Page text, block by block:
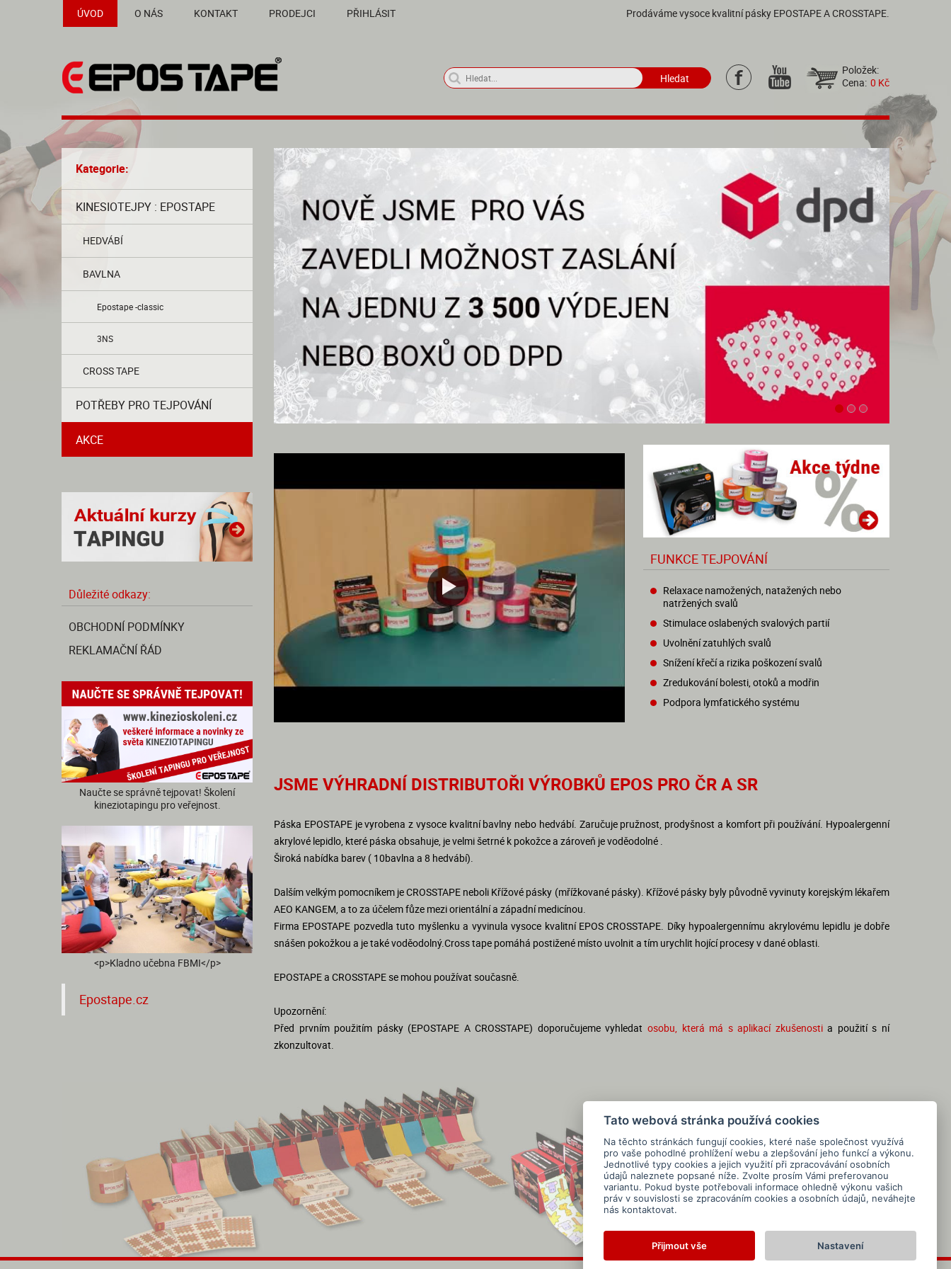
ÚVOD O NÁS KONTAKT PRODEJCI PŘIHLÁSIT Prodáváme vysoce kvalitní pásky EPOSTAPE A CROSSTAPE.
Položek:
Cena: 0 Kč
Kategorie:
KINESIOTEJPY : EPOSTAPE
HEDVÁBÍ
BAVLNA
Epostape -classic
3NS
CROSS TAPE
POTŘEBY PRO TEJPOVÁNÍ
AKCE
Důležité odkazy:
OBCHODNÍ PODMÍNKY
REKLAMAČNÍ ŘÁD
Naučte se správně tejpovat! Školení
kineziotapingu pro veřejnost.
<p>Kladno učebna FBMI</p>
Epostape.cz
FUNKCE TEJPOVÁNÍ
Relaxace namožených, natažených nebo
natržených svalů
Stimulace oslabených svalových partií
Uvolnění zatuhlých svalů
Snížení křečí a rizika poškození svalů
Zredukování bolesti, otoků a modřin
Podpora lymfatického systému
JSME VÝHRADNÍ DISTRIBUTOŘI VÝROBKŮ EPOS PRO ČR A SR
Páska EPOSTAPE je vyrobena z vysoce kvalitní bavlny nebo hedvábí. Zaručuje pružnost, prodyšnost a komfort při používání. Hypoalergenní
akrylové lepidlo, které páska obsahuje, je velmi šetrné k pokožce a zároveň je voděodolné .
Široká nabídka barev ( 10bavlna a 8 hedvábí).
Dalším velkým pomocníkem je CROSSTAPE neboli Křížové pásky (mřížkované pásky). Křížové pásky byly původně vyvinuty korejským lékařem
AEO KANGEM, a to za účelem fůze mezi orientální a západní medicínou.
Firma EPOSTAPE pozvedla tuto myšlenku a vyvinula vysoce kvalitní EPOS CROSSTAPE. Díky hypoalergennímu akrylovému lepidlu je dobře
snášen pokožkou a je také voděodolný.Cross tape pomáhá postižené místo uvolnit a tím urychlit hojící procesy v dané oblasti.
EPOSTAPE a CROSSTAPE se mohou používat současně.
Upozornění:
Před prvním použitím pásky (EPOSTAPE A CROSSTAPE) doporučujeme vyhledat osobu, která má s aplikací zkušenostia použití s ní
zkonzultovat.
Tato webová stránka používá cookies
Na těchto stránkách fungují cookies, které naše společnost využívá
pro vaše pohodlné prohlížení webu a zlepšování jeho funkcí a výkonu.
Jednotlivé typy cookies a jejich využití při zpracovávání osobních
údajů naleznete popsané níže. Zvolte prosím Vámi preferovanou
variantu. Pokud byste potřebovali informace ohledně výkonu vašich
práv v souvislosti se zpracováním cookies a osobních údajů, neváhejte
nás kontaktovat.
Přijmout vše Nastavení